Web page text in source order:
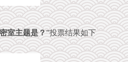
室主题是？”投票结果如下